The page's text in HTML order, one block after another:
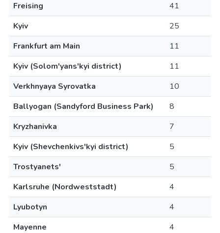
Freising
41
Kyiv
25
Frankfurt am Main
11
Kyiv (Solom'yans'kyi district)
11
Verkhnyaya Syrovatka
10
Ballyogan (Sandyford Business Park)
8
Kryzhanivka
7
Kyiv (Shevchenkivs'kyi district)
5
Trostyanets'
5
Karlsruhe (Nordweststadt)
4
Lyubotyn
4
Mayenne
4